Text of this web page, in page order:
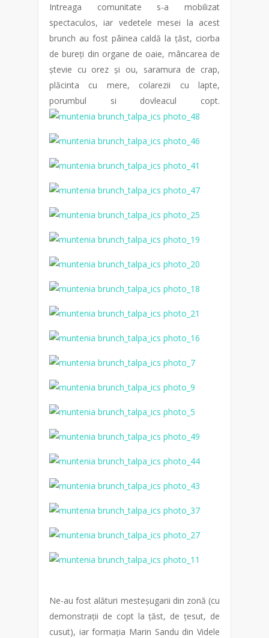
Intreaga comunitate s-a mobilizat
spectaculos, iar vedetele mesei la acest
brunch au fost pâinea caldă la țăst, ciorba
de bureți din organe de oaie, mâncarea de
ștevie cu orez și ou, saramura de crap,
plăcinta cu mere, colarezii cu lapte,
porumbul si dovleacul copt.
Ne-au fost alături mesteșugarii din zonă (cu
demonstrații de copt la țăst, de țesut, de
cusut), iar formația Marin Sandu din Videle